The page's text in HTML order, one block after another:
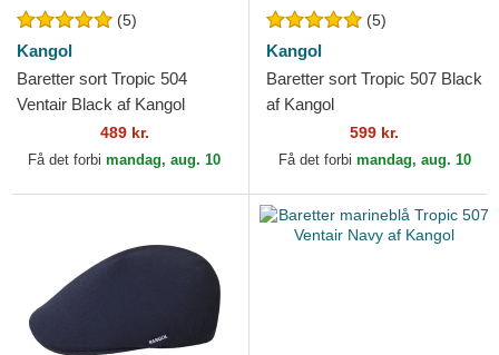
(5)
Kangol
Baretter sort Tropic 504
Ventair Black af Kangol
489 kr.
Få det forbi mandag, aug. 10
(5)
Kangol
Baretter sort Tropic 507 Black
af Kangol
599 kr.
Få det forbi mandag, aug. 10